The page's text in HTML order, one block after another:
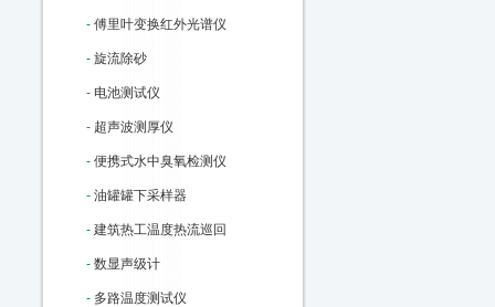
- 傅里叶变换红外光谱仪
- 旋流除砂
- 电池测试仪
- 超声波测厚仪
- 便携式水中臭氧检测仪
- 油罐罐下采样器
- 建筑热工温度热流巡回
- 数显声级计
- 多路温度测试仪